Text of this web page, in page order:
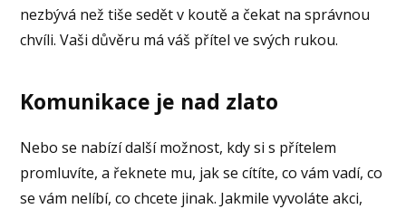
nezbývá než tiše sedět v koutě a čekat na správnou
chvíli. Vaši důvěru má váš přítel ve svých rukou.
Komunikace je nad zlato
Nebo se nabízí další možnost, kdy si s přítelem
promluvíte, a řeknete mu, jak se cítíte, co vám vadí, co
se vám nelíbí, co chcete jinak. Jakmile vyvoláte akci,